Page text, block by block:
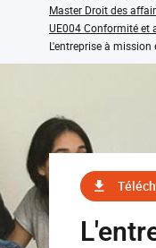
Master Droit des
UE004 Conformité et
L'entreprise à